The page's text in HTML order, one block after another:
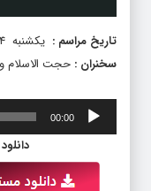
تاریخ مراسم : یکشنبه 24 تیر 1403
سخنران : حجت الاسلام
پخش‌کننده
صوت
00:00
دانلود با